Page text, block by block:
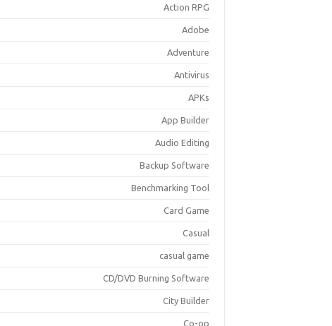
Action RPG
Adobe
Adventure
Antivirus
APKs
App Builder
Audio Editing
Backup Software
Benchmarking Tool
Card Game
Casual
casual game
CD/DVD Burning Software
City Builder
Co-op